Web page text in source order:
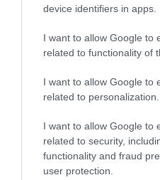
device identifiers in apps.
I want to allow Google to
related to functionality of
I want to allow Google to
related to personalization.
I want to allow Google to
related to security,
functionality and fraud
user protection.
Mégis feltámadhat a